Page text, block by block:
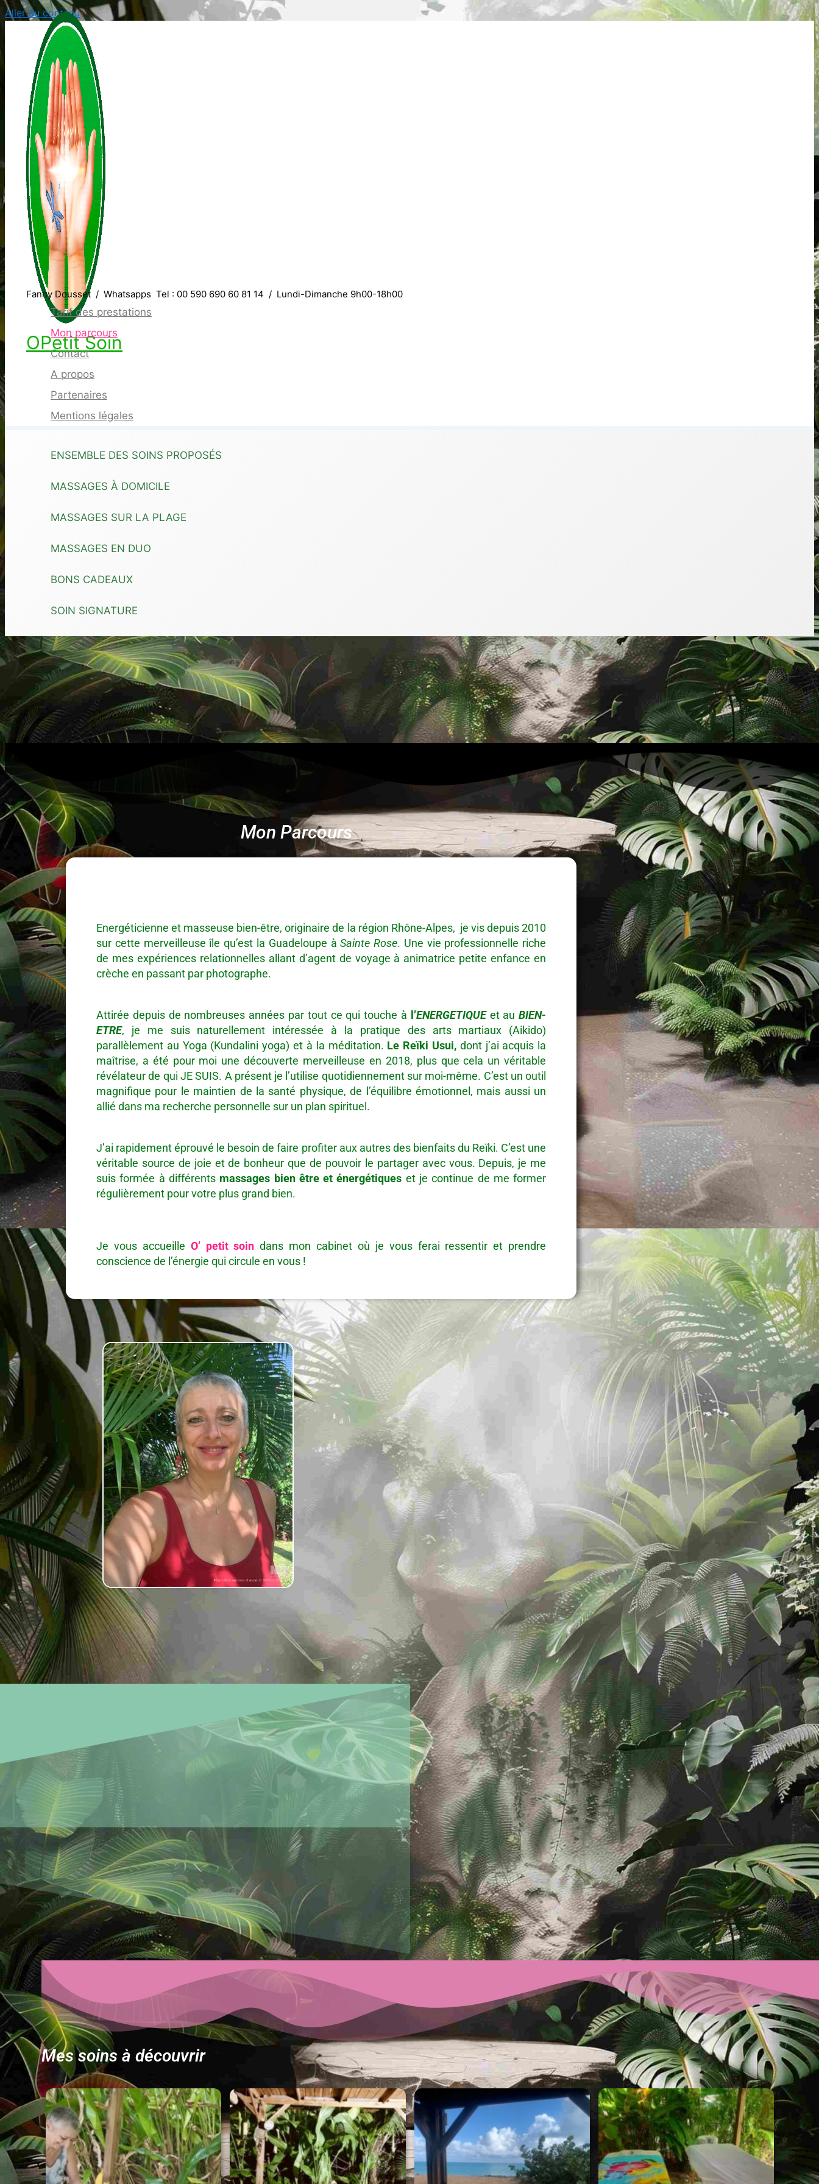
Aller au contenu
OPetit Soin
Fanny Dousset / Whatsapps Tel : 00 590 690 60 81 14 / Lundi-Dimanche 9h00-18h00
Tarif des prestations
Mon parcours
Contact
A propos
Partenaires
Mentions légales
ENSEMBLE DES SOINS PROPOSÉS
MASSAGES À DOMICILE
MASSAGES SUR LA PLAGE
MASSAGES EN DUO
BONS CADEAUX
SOIN SIGNATURE
Mon Parcours
Energéticienne et masseuse bien-être, originaire de la région Rhône-Alpes, je vis depuis 2010
sur cette merveilleuse île qu’est la Guadeloupe àSainte Rose. Une vie professionnelle riche
de mes expériences relationnelles allant d’agent de voyage à animatrice petite enfance en
crèche en passant par photographe.
Attirée depuis de nombreuses années par tout ce qui touche à l’ENERGETIQUEet auBIEN-
ETRE, je me suis naturellement intéressée à la pratique des arts martiaux (Aikido)
parallèlement au Yoga (Kundalini yoga) et à la méditation. Le Reïki Usui, dont j’ai acquis la
maîtrise, a été pour moi une découverte merveilleuse en 2018, plus que cela un véritable
révélateur de qui JE SUIS. A présent je l’utilise quotidiennement sur moi-même. C’est un outil
magnifique pour le maintien de la santé physique, de l’équilibre émotionnel, mais aussi un
allié dans ma recherche personnelle sur un plan spirituel.
J’ai rapidement éprouvé le besoin de faire profiter aux autres des bienfaits du Reïki. C’est une
véritable source de joie et de bonheur que de pouvoir le partager avec vous. Depuis, je me
suis formée à différents massages bien être et énergétiques et je continue de me former
régulièrement pour votre plus grand bien.
Je vous accueille O’ petit soindans mon cabinet où je vous ferai ressentir et prendre
conscience de l’énergie qui circule en vous !
Mes soins à découvrir